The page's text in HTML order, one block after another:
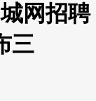
网招聘
三